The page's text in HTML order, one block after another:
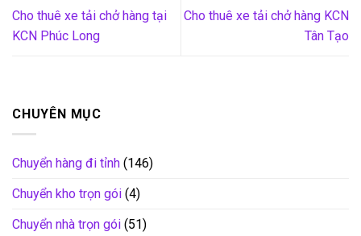
Cho thuê xe tải chở hàng tại
KCN Phúc Long
Cho thuê xe tải chở hàng KCN
Tân Tạo
CHUYÊN MỤC
Chuyển hàng đi tỉnh (146)
Chuyển kho trọn gói (4)
Chuyển nhà trọn gói (51)